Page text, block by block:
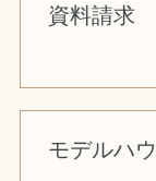
資料請求
モデルハ